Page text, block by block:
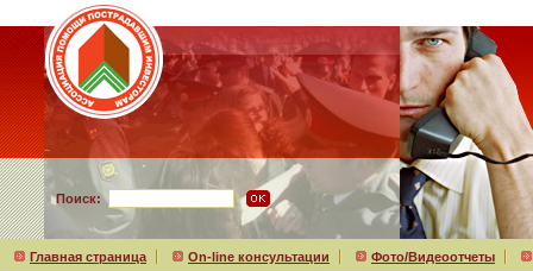
Поиск:
Главная страница On-line консультации Фото/Видеоотчеты